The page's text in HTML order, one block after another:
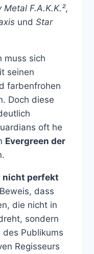
Metal F.A.K.K.²,
und Star
muss sich
seinen
farbenfrohen
Doch diese
oft he
Evergreen der
nicht perfekt
dass
die nicht in
sondern
Publikums
Regisseurs